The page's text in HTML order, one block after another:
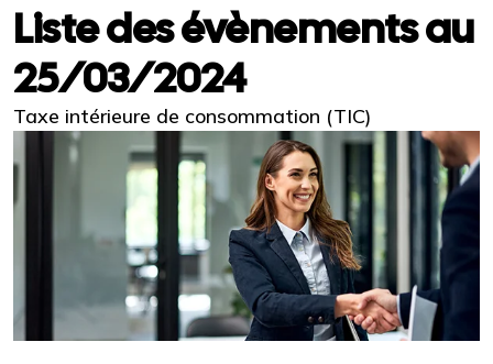
Liste des évènements au
25/03/2024
Taxe intérieure de consommation (TIC)